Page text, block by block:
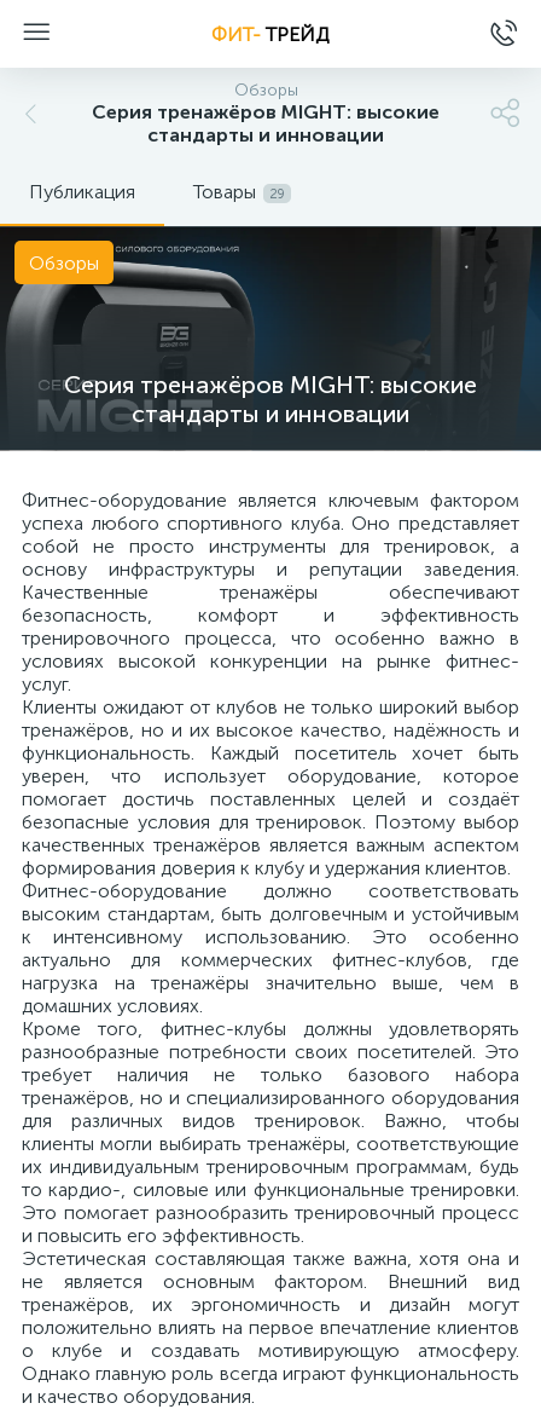
ФИТ-ТРЕЙД
Обзоры
Серия тренажёров MIGHT: высокие
стандарты и инновации
Публикация Товары 29
Серия тренажёров MIGHT: высокие
стандарты и инновации
Обзоры
Фитнес-оборудование является ключевым фактором
успеха любого спортивного клуба. Оно представляет
собой не просто инструменты для тренировок, а
основу инфраструктуры и репутации заведения.
Качественные тренажёры обеспечивают
безопасность, комфорт и эффективность
тренировочного процесса, что особенно важно в
условиях высокой конкуренции на рынке фитнес-
услуг.
Клиенты ожидают от клубов не только широкий выбор
тренажёров, но и их высокое качество, надёжность и
функциональность. Каждый посетитель хочет быть
уверен, что использует оборудование, которое
помогает достичь поставленных целей и создаёт
безопасные условия для тренировок. Поэтому выбор
качественных тренажёров является важным аспектом
формирования доверия к клубу и удержания клиентов.
Фитнес-оборудование должно соответствовать
высоким стандартам, быть долговечным и устойчивым
к интенсивному использованию. Это особенно
актуально для коммерческих фитнес-клубов, где
нагрузка на тренажёры значительно выше, чем в
домашних условиях.
Кроме того, фитнес-клубы должны удовлетворять
разнообразные потребности своих посетителей. Это
требует наличия не только базового набора
тренажёров, но и специализированного оборудования
для различных видов тренировок. Важно, чтобы
клиенты могли выбирать тренажёры, соответствующие
их индивидуальным тренировочным программам, будь
то кардио-, силовые или функциональные тренировки.
Это помогает разнообразить тренировочный процесс
и повысить его эффективность.
Эстетическая составляющая также важна, хотя она и
не является основным фактором. Внешний вид
тренажёров, их эргономичность и дизайн могут
положительно влиять на первое впечатление клиентов
о клубе и создавать мотивирующую атмосферу.
Однако главную роль всегда играют функциональность
и качество оборудования.